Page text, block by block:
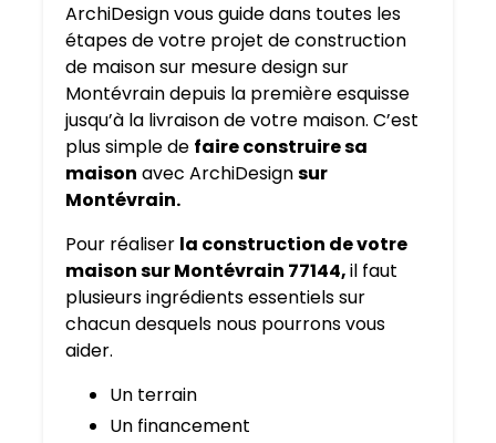
ArchiDesign vous guide dans toutes les
étapes de votre projet de construction
de maison sur mesure design sur
Montévrain depuis la première esquisse
jusqu’à la livraison de votre maison. C’est
plus simple de faire construire sa
maison avec ArchiDesignsur
Montévrain.
Pour réaliser la construction de votre
maison sur Montévrain 77144,il faut
plusieurs ingrédients essentiels sur
chacun desquels nous pourrons vous
aider.
Un terrain
Un financement